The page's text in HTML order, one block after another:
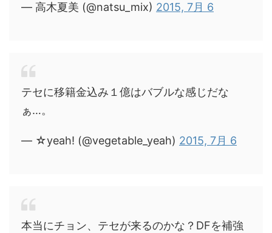
— 高木夏美 (@natsu_mix) 2015, 7月 6
テセに移籍金込み１億はバブルな感じだな
ぁ…。
— ☆yeah! (@vegetable_yeah) 2015, 7月 6
本当にチョン、テセが来るのかな？DFを補強